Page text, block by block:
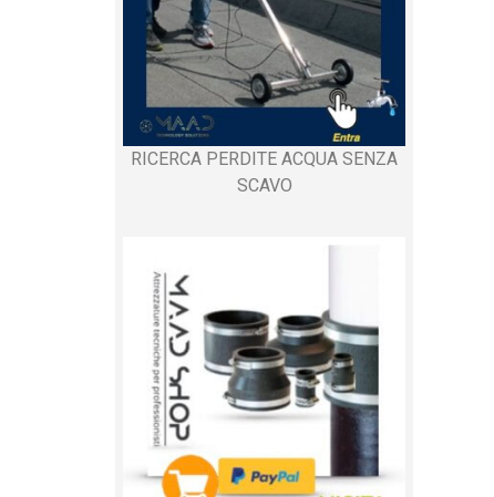
RICERCA PERDITE ACQUA SENZA
SCAVO